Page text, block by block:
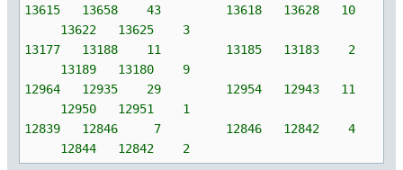
13615 13658 43 13618 13628 10
13622 13625 3
13177 13188 11 13185 13183 2
13189 13180 9
12964 12935 29 12954 12943 11
12950 12951 1
12839 12846 7 12846 12842 4
12844 12842 2